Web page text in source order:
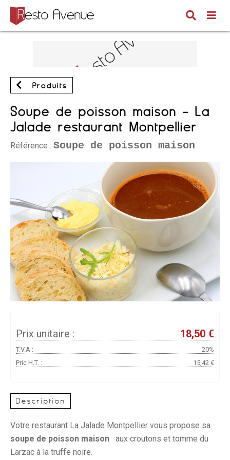
Produits
Soupe de poisson maison - La
Jalade restaurant Montpellier
Référence : Soupe de poisson maison
Prix unitaire : 18,50 €
T.V.A :
20%
Pric H.T. :
15,42 €
Description
Votre restaurant La Jalade Montpellier vous propose sa
soupe de poisson maison aux croutons et tomme du
Larzac à la truffe noire.